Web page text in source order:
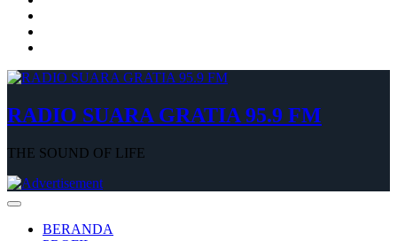
RADIO SUARA GRATIA 95.9 FM
THE SOUND OF LIFE
BERANDA